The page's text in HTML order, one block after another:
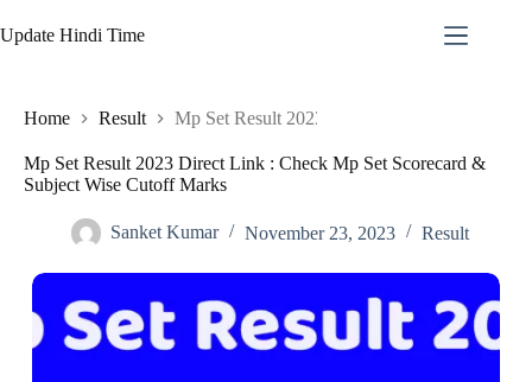
to
content
Update Hindi Time
Home Result Mp Set Result 2023 Direct Link : Check Mp
Mp Set Result 2023 Direct Link : Check Mp Set Scorecard &
Subject Wise Cutoff Marks
Sanket Kumar November 23, 2023 Result